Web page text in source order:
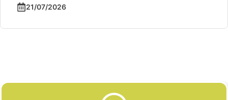
21/07/2026